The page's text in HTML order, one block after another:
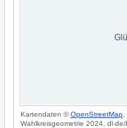
Kartendaten ©OpenStreetMap
Wahlkreisgeometrie 2024, dl-